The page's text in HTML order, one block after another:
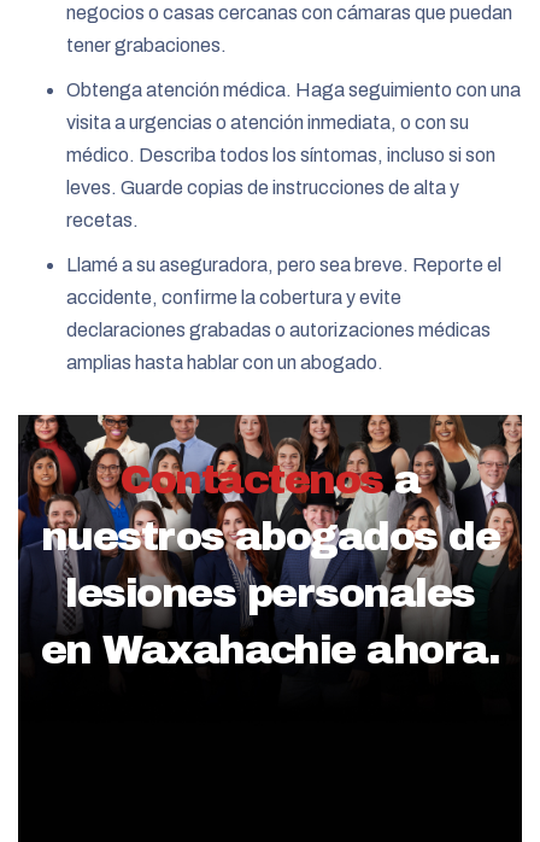
negocios o casas cercanas con cámaras que puedan
tener grabaciones.
Obtenga atención médica. Haga seguimiento con una
visita a urgencias o atención inmediata, o con su
médico. Describa todos los síntomas, incluso si son
leves. Guarde copias de instrucciones de alta y
recetas.
Llamé a su aseguradora, pero sea breve. Reporte el
accidente, confirme la cobertura y evite
declaraciones grabadas o autorizaciones médicas
amplias hasta hablar con un abogado.
Contáctenos a
nuestros abogados de
lesiones personales
en Waxahachie ahora.